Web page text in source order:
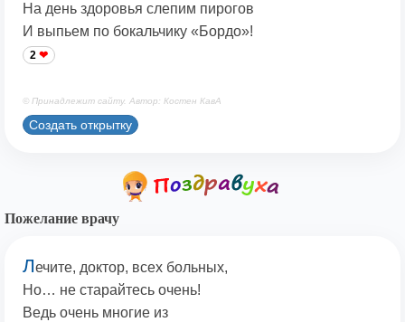
На день здоровья слепим пирогов
И выпьем по бокальчику «Бордо»!
2
© Принадлежит сайту. Автор: Костен КавА
Создать открытку
Пожелание врачу
Лечите, доктор, всех больных,
Но… не старайтесь очень!
Ведь очень многие из